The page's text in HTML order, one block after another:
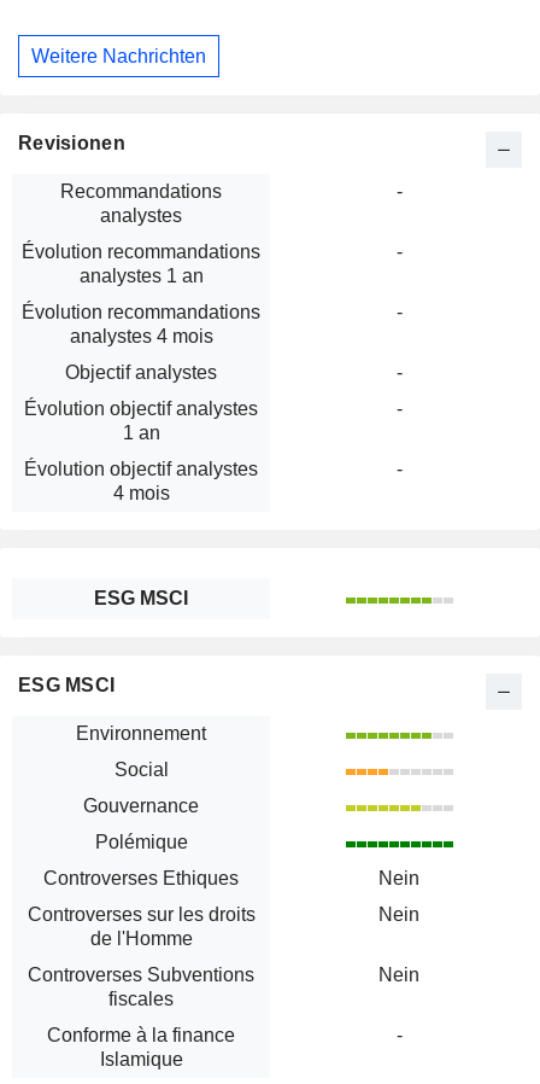
Weitere Nachrichten
Revisionen
Recommandations
analystes
-
Évolution recommandations
analystes 1 an
-
Évolution recommandations
analystes 4 mois
-
Objectif analystes
-
Évolution objectif analystes
1 an
-
Évolution objectif analystes
4 mois
-
ESG MSCI
ESG MSCI
Environnement
Social
Gouvernance
Polémique
Controverses Ethiques
Nein
Controverses sur les droits
de l'Homme
Nein
Controverses Subventions
fiscales
Nein
Conforme à la finance
Islamique
-